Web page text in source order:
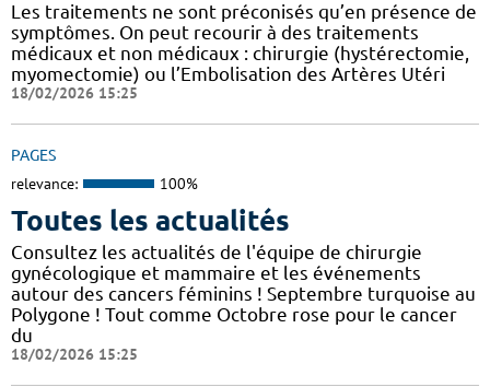
Les traitements ne sont préconisés qu’en présence de
symptômes. On peut recourir à des traitements
médicaux et non médicaux : chirurgie (hystérectomie,
myomectomie) ou l’Embolisation des Artères Utéri
18/02/2026 15:25
PAGES
relevance: 100%
Toutes les actualités
Consultez les actualités de l'équipe de chirurgie
gynécologique et mammaire et les événements
autour des cancers féminins ! Septembre turquoise au
Polygone ! Tout comme Octobre rose pour le cancer
du
18/02/2026 15:25